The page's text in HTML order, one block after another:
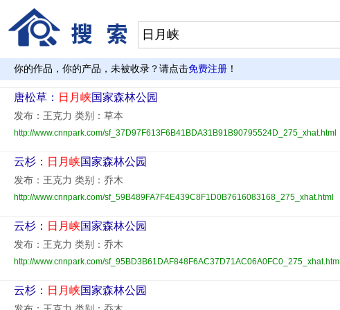
你的作品，你的产品，未被收录？请点击免费注册 ！
唐松草： 日月峡国家森林公园
发布：王克力 类别：草本
http://www.cnnpark.com/sf_37D97F613F6B41BDA31B91B90795524D_275_xhat.html
云杉： 日月峡国家森林公园
发布：王克力 类别：乔木
http://www.cnnpark.com/sf_59B489FA7F4E439C8F1D0B7616083168_275_xhat.html
云杉： 日月峡国家森林公园
发布：王克力 类别：乔木
http://www.cnnpark.com/sf_95BD3B61DAF848F6AC37D71AC06A0FC0_275_xhat.html
云杉： 日月峡国家森林公园